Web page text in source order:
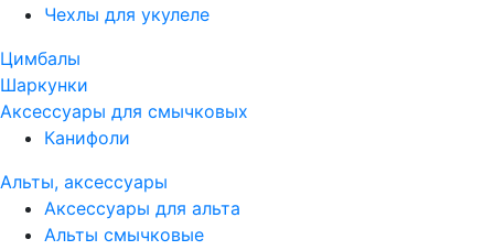
Чехлы для укулеле
Цимбалы
Шаркунки
Аксессуары для смычковых
Канифоли
Альты, аксессуары
Аксессуары для альта
Альты смычковые